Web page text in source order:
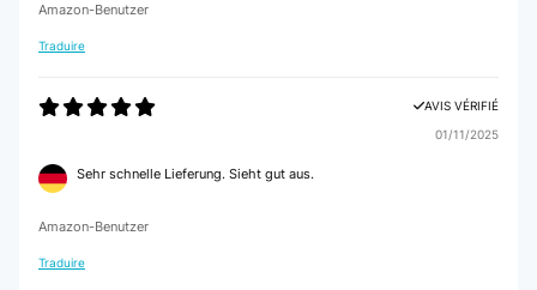
Amazon-Benutzer
Traduire
AVIS VÉRIFIÉ
01/11/2025
Sehr schnelle Lieferung. Sieht gut aus.
Amazon-Benutzer
Traduire